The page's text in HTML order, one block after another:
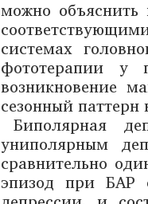
можно объяснить
системах
фототерапии у
возникновение
сезонный
Биполярная
униполярным
сравнительно
эпизод при БАР